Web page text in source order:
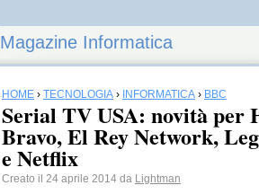
Magazine Informatica
HOME › TECNOLOGIA › INFORMATICA › BBC
Serial TV USA: novità per
Bravo, El Rey Network,
e Netflix
Creato il 24 aprile 2014 da Lightman